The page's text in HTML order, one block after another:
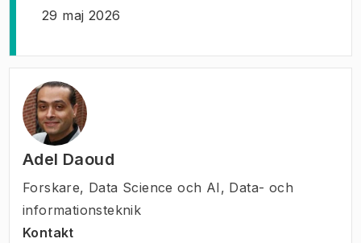
29 maj 2026
Adel Daoud
Forskare, Data Science och AI, Data- och
informationsteknik
Kontakt